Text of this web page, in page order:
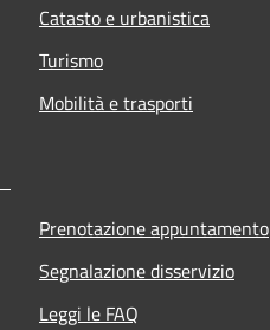
Catasto e urbanistica
Turismo
Mobilità e trasporti
Prenotazione appuntamento
Segnalazione disservizio
Leggi le FAQ